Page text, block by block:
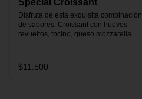
Special Croissant
Disfruta de esta exquisita combinación
de sabores: Croissant con huevos
revueltos, tocino, queso mozzarella
$11.500